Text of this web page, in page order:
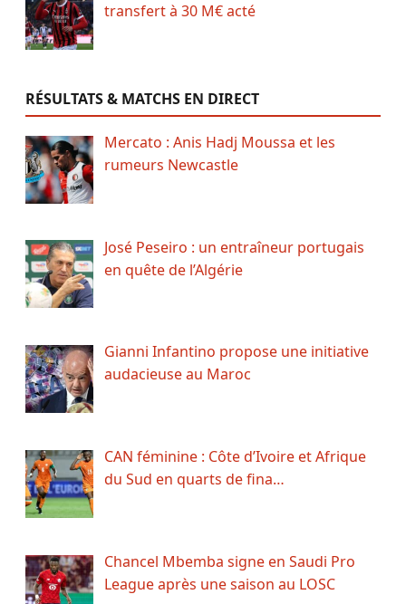
transfert à 30 M€ acté
RÉSULTATS & MATCHS EN DIRECT
Mercato : Anis Hadj Moussa et les
rumeurs Newcastle
José Peseiro : un entraîneur portugais
en quête de l’Algérie
Gianni Infantino propose une initiative
audacieuse au Maroc
CAN féminine : Côte d’Ivoire et Afrique
du Sud en quarts de fina…
Chancel Mbemba signe en Saudi Pro
League après une saison au LOSC